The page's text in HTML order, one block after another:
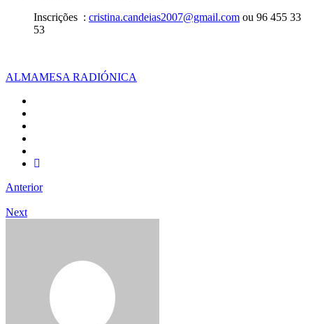
Inscrições : cristina.candeias2007@gmail.com ou 96 455 33
53
ALMAMESA RADIÓNICA
Anterior
Next